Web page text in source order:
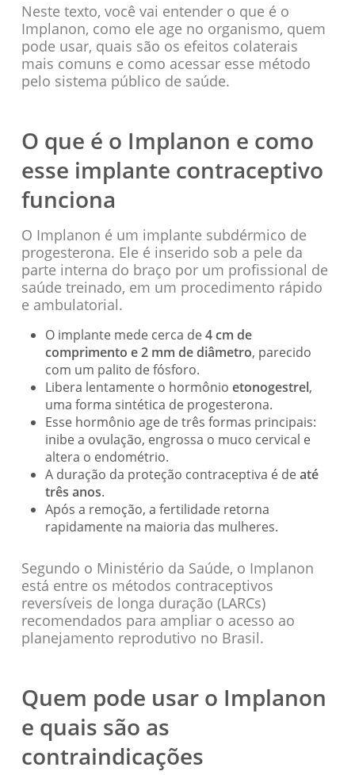
Neste texto, você vai entender o que é o
Implanon, como ele age no organismo, quem
pode usar, quais são os efeitos colaterais
mais comuns e como acessar esse método
pelo sistema público de saúde.
O que é o Implanon e como
esse implante contraceptivo
funciona
O Implanon é um implante subdérmico de
progesterona. Ele é inserido sob a pele da
parte interna do braço por um profissional de
saúde treinado, em um procedimento rápido
e ambulatorial.
O implante mede cerca de4 cm de
comprimento e 2 mm de diâmetro, parecido
com um palito de fósforo.
Libera lentamente o hormônio etonogestrel,
uma forma sintética de progesterona.
Esse hormônio age de três formas principais:
inibe a ovulação, engrossa o muco cervical e
altera o endométrio.
A duração da proteção contraceptiva é deaté
três anos.
Após a remoção, a fertilidade retorna
rapidamente na maioria das mulheres.
Segundo o Ministério da Saúde, o Implanon
está entre os métodos contraceptivos
reversíveis de longa duração (LARCs)
recomendados para ampliar o acesso ao
planejamento reprodutivo no Brasil.
Quem pode usar o Implanon
e quais são as
contraindicações